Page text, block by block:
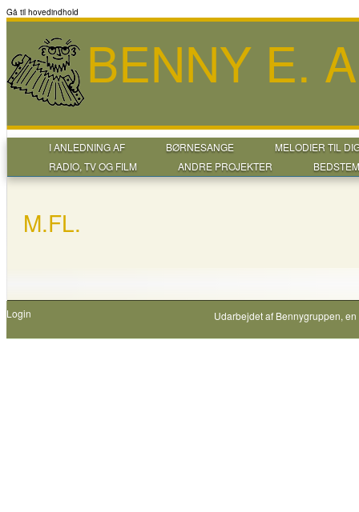
Gå til hovedindhold
BENNY E.
I ANLEDNING AF BØRNESANGE
MELODIER TIL
RADIO, TV OG FILM
ANDRE PROJEKTER
M.FL.
Login Udarbejdet af Bennygruppen,